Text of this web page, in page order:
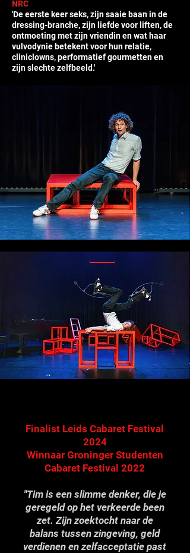
NRC
'De eerste keer seks, zijn saaie baan in de
dressing-branche, zijn liefde voor liften, de
ontmoeting met zijn vriendin en wat haar
vulvodynie betekent voor hun relatie,
cliniclowns, performatief gourmetten en
zijn slechte zelfbeeld.'
Finalist Leids Cabaret Festival
2024
Winnaar Groninger Studenten
Cabaret Festival 2022
"Tim is een slimme denker, die je
geregeld op het verkeerde been
zet. Zijn zoektocht naar de
balans tussen zingeving, geld
verdienen en zelfacceptatie past